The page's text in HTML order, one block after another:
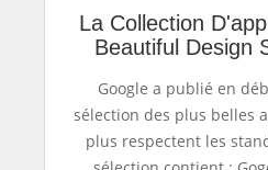
La Collection
Beautiful Design
Google a publié en
sélection des plus belles
plus respectent les